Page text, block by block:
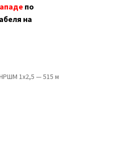
по
на
1х2,5 — 515 м